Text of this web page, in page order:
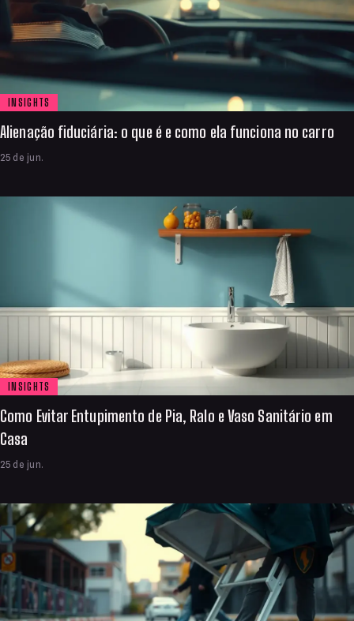
INSIGHTS
Alienação fiduciária: o que é e como ela funciona no carro
25 de jun.
INSIGHTS
Como Evitar Entupimento de Pia, Ralo e Vaso Sanitário em
Casa
25 de jun.